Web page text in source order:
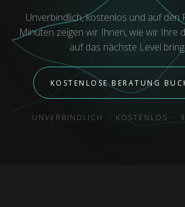
Unverbindlich, kostenlos und auf
Minuten zeigen wir Ihnen, wie wir Ihre
auf das nächste Level
KOSTENLOSE BERATUNG
UNVERBINDLICH · KOSTENLOS ·